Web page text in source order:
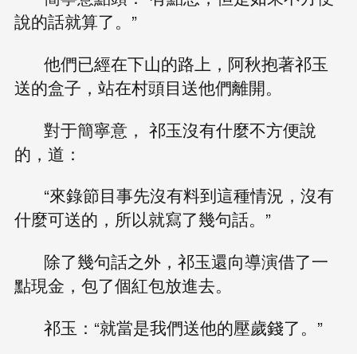
說的話就算了。”
他們已經在下山的路上，阿秋抱著祁玉
送的盒子，站在村頭目送他們離開。
對于簡寧意， 祁玉沒有什麼不方便說
的，道：
“來錄節目事先沒有料到這種情況，沒有
什麼可送的，所以就寫了幾句話。”
除了幾句話之外，祁玉還向導演借了一
點現金，包了個紅包放進去。
祁玉：“就當是我們送他的壓歲錢了。”